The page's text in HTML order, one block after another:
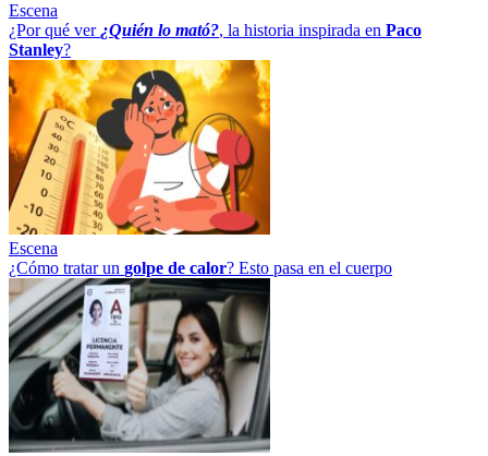
Escena
¿Por qué ver ¿Quién lo mató?, la historia inspirada en Paco
Stanley?
Escena
¿Cómo tratar un golpe de calor? Esto pasa en el cuerpo